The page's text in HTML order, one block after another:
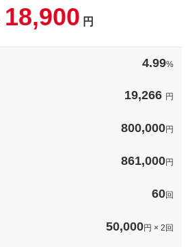
カーライフをお約束するプレミアムコーティング
ターセブンコーティング・ルームクリアコート・
ホイールコート・ウィンドウコートに加え、樹脂
ダメ０時を与えるのに対し、赤外線は波長が長
まで浴びる事で体の内部にダメージを与えます。
ダメ０時を与えるのに対し、赤外線は波長が長
くボディーにしっかり付着します。重量当たりの
18,900 円
4.99%
19,266 円
800,000円
861,000円
60回
50,000円 × 2回